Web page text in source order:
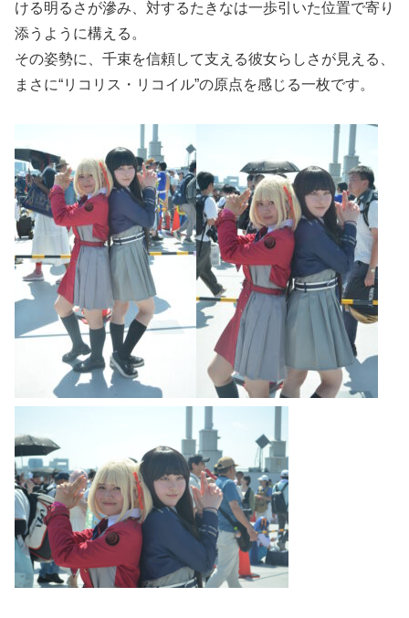
ける明るさが滲み、対するたきなは一歩引いた位置で寄り
添うように構える。
その姿勢に、千束を信頼して支える彼女らしさが見える、
まさに“リコリス・リコイル”の原点を感じる一枚です。